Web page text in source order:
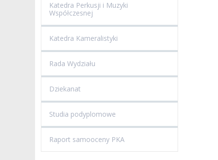
Katedra Perkusji i Muzyki
Współczesnej
Katedra Kameralistyki
Rada Wydziału
Dziekanat
Studia podyplomowe
Raport samooceny PKA